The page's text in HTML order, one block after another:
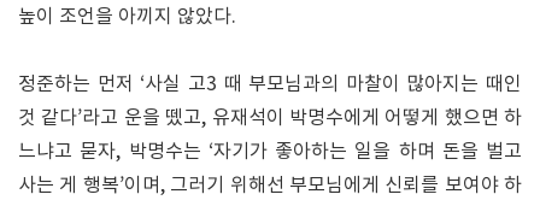
높이 조언을 아끼지 않았다.
정준하는 먼저 ‘사실 고3 때 부모님과의 마찰이 많아지는 때인
것 같다’라고 운을 뗐고, 유재석이 박명수에게 어떻게 했으면 하
느냐고 묻자, 박명수는 ‘자기가 좋아하는 일을 하며 돈을 벌고
사는 게 행복’이며, 그러기 위해선 부모님에게 신뢰를 보여야 하